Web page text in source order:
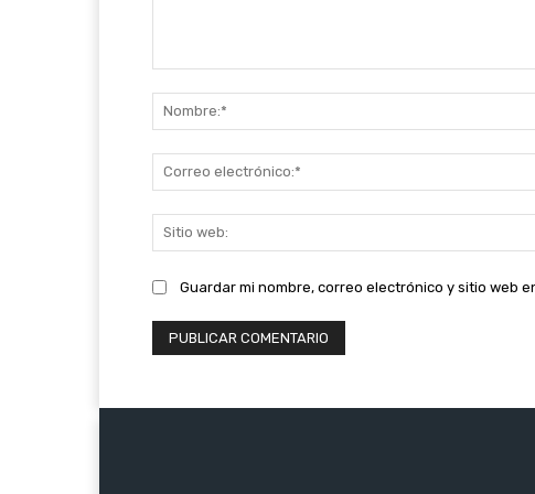
Guardar mi nombre, correo electrónico y sitio web